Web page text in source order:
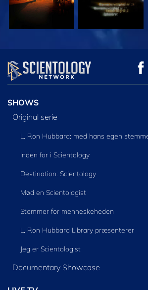
SE
SHOWS
Original serie
L. Ron Hubbard: med hans egen
Inden for i Scientology
Destination: Scientology
Mød en Scientologist
Stemmer for menneskeheden
L. Ron Hubbard Library præsenterer
Jeg er Scientologist
Documentary Showcase